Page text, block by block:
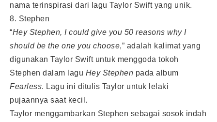
nama terinspirasi dari lagu Taylor Swift yang unik.
8. Stephen
“Hey Stephen, I could give you 50 reasons why I
should be the one you choose,” adalah kalimat yang
digunakan Taylor Swift untuk menggoda tokoh
Stephen dalam lagu Hey Stephen pada album
Fearless. Lagu ini ditulis Taylor untuk lelaki
pujaannya saat kecil.
Taylor menggambarkan Stephen sebagai sosok indah